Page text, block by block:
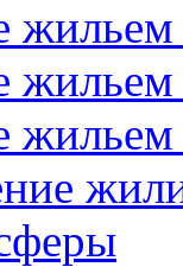
жильем